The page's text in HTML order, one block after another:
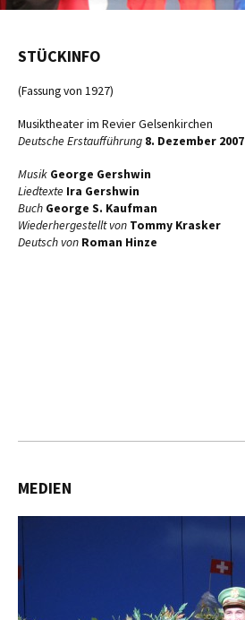
STÜCKINFO
(Fassung von 1927)
Musiktheater im Revier Gelsenkirchen
Deutsche Erstaufführung 8. Dezember 2007
Musik George Gershwin
Liedtexte Ira Gershwin
Buch George S. Kaufman
Wiederhergestellt von Tommy Krasker
Deutsch von Roman Hinze
MEDIEN